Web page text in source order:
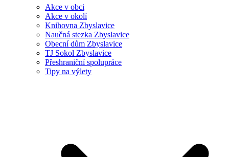
Akce v obci
Akce v okolí
Knihovna Zbyslavice
Naučná stezka Zbyslavice
Obecní dům Zbyslavice
TJ Sokol Zbyslavice
Přeshraniční spolupráce
Tipy na výlety